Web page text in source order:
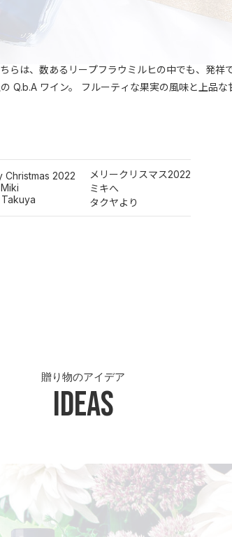
らは、数あるリープフラウミルヒの中でも、発
Q.b.A ワイン。 フルーティな果実の風味と上品
Christmas 2022
メリークリスマス2022
ミキへ
タクヤより
Ideas
贈り物のアイデア